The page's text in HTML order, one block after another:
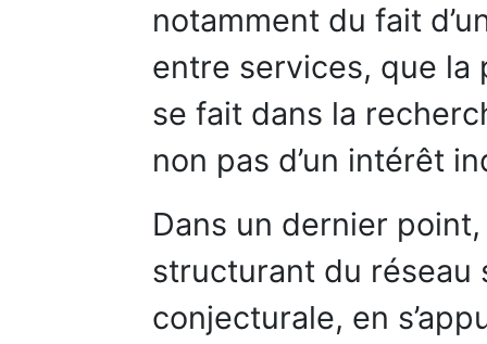
notamment du fait
entre services, que
se fait dans la
non pas d’un intérêt
Dans un dernier
structurant du réseau
conjecturale, en